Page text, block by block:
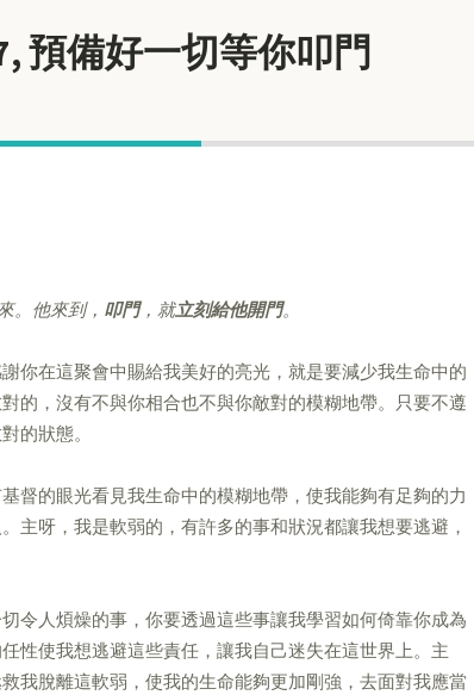
預備好一切等你叩門
。他來到， 叩門，就立刻給他開門。
你在這聚會中賜給我美好的亮光，就是要減少我生命中的
的，沒有不與你相合也不與你敵對的模糊地帶。只要不遵
的狀態。
督的眼光看見我生命中的模糊地帶，使我能夠有足夠的力
主呀，我是軟弱的，有許多的事和狀況都讓我想要逃避，
令人煩燥的事，你要透過這些事讓我學習如何倚靠你成為
性使我想逃避這些責任，讓我自己迷失在這世界上。主
我脫離這軟弱，使我的生命能夠更加剛強，去面對我應當